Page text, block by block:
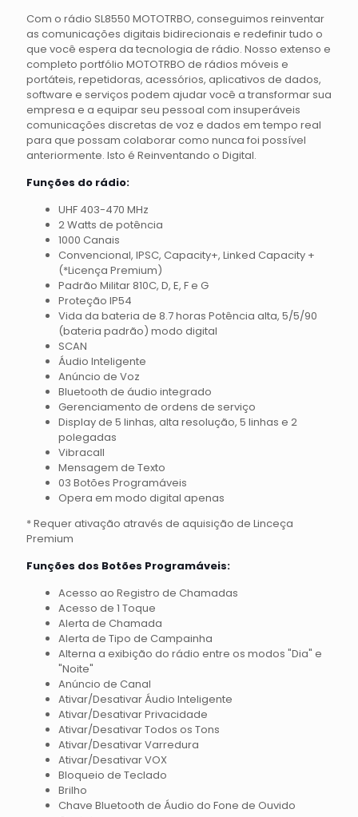
Com o rádio SL8550 MOTOTRBO, conseguimos reinventar
as comunicações digitais bidirecionais e redefinir tudo o
que você espera da tecnologia de rádio. Nosso extenso e
completo portfólio MOTOTRBO de rádios móveis e
portáteis, repetidoras, acessórios, aplicativos de dados,
software e serviços podem ajudar você a transformar sua
empresa e a equipar seu pessoal com insuperáveis
comunicações discretas de voz e dados em tempo real
para que possam colaborar como nunca foi possível
anteriormente. Isto é Reinventando o Digital.
Funções do rádio:
UHF 403-470 MHz
2 Watts de potência
1000 Canais
Convencional, IPSC, Capacity+, Linked Capacity +
(*Licença Premium)
Padrão Militar 810C, D, E, F e G
Proteção IP54
Vida da bateria de 8.7 horas Potência alta, 5/5/90
(bateria padrão) modo digital
SCAN
Áudio Inteligente
Anúncio de Voz
Bluetooth de áudio integrado
Gerenciamento de ordens de serviço
Display de 5 linhas, alta resolução, 5 linhas e 2
polegadas
Vibracall
Mensagem de Texto
03 Botões Programáveis
Opera em modo digital apenas
* Requer ativação através de aquisição de Linceça
Premium
Funções dos Botões Programáveis:
Acesso ao Registro de Chamadas
Acesso de 1 Toque
Alerta de Chamada
Alerta de Tipo de Campainha
Alterna a exibição do rádio entre os modos "Dia" e
"Noite"
Anúncio de Canal
Ativar/Desativar Áudio Inteligente
Ativar/Desativar Privacidade
Ativar/Desativar Todos os Tons
Ativar/Desativar Varredura
Ativar/Desativar VOX
Bloqueio de Teclado
Brilho
Chave Bluetooth de Áudio do Fone de Ouvido